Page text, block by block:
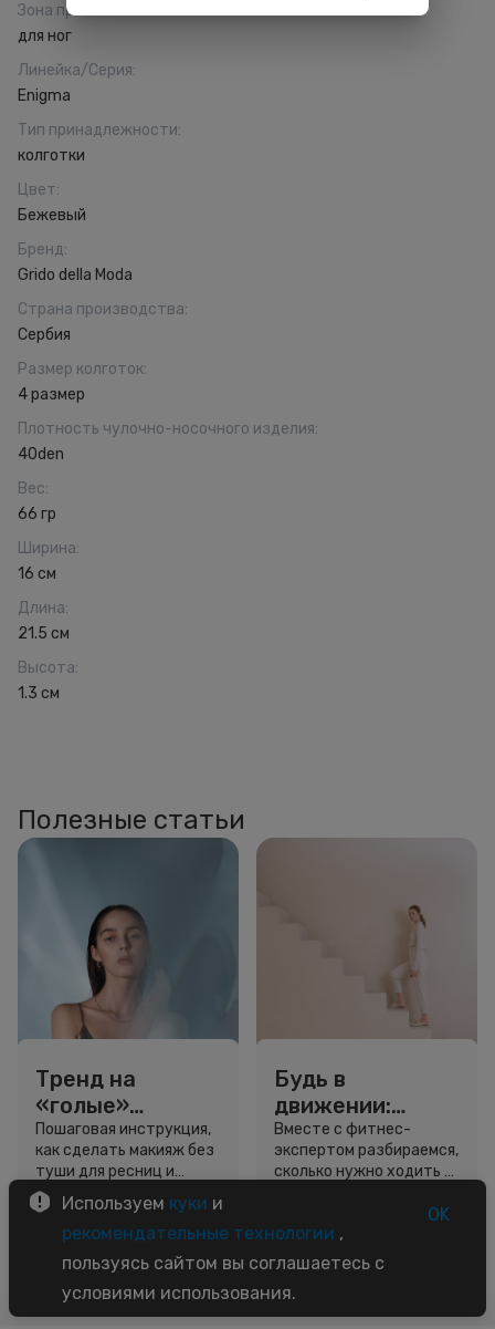
Зона применения
для ног
Линейка/Серия:
Enigma
Тип принадлежности:
колготки
Цвет:
Бежевый
Бренд:
Grido della Moda
Страна производства:
Сербия
Размер колготок:
4 размер
Плотность чулочно-носочного изделия:
40den
Вес:
66 гр
Ширина:
16 см
Длина:
21.5 см
Высота:
1.3 см
Полезные статьи
Тренд на
«голые»
ресницы: как
выглядеть
свежо, не
используя тушь
Пошаговая инструкция,
как сделать макияж без
туши для ресниц и
звёздный образ для
вдохновения.
3 минуты
Будь в
движении:
сколько нужно
шагов для
красоты и
Вместе с фитнес-
экспертом разбираемся,
сколько нужно ходить и
5 минут
Используем куки и
рекомендательные технологии ,
пользуясь сайтом вы соглашаетесь с
условиями использования.
OK